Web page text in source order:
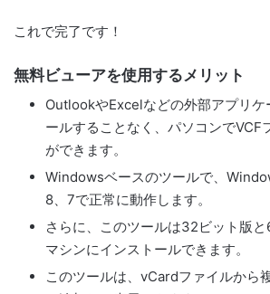
これで完了です！
無料ビューアを使用するメリット
OutlookやExcelなどの外部アプリケ
ールすることなく、パソコンでVCF
ができます。
Windowsベースのツールで、
8、7で正常に動作します。
さらに、このツールは32ビット版
マシンにインストールできます。
このツールは、vCardファイルから